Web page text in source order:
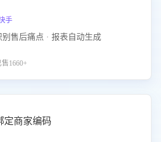
手
售后痛点 · 报表自动生成
售1660+
定商家编码